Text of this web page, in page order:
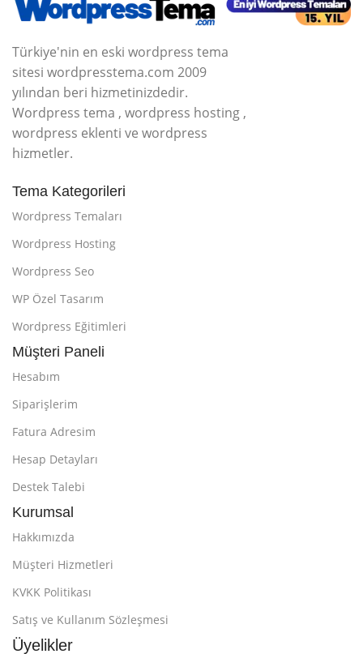
Türkiye'nin en eski wordpress tema
sitesi wordpresstema.com 2009
yılından beri hizmetinizdedir.
Wordpress tema , wordpress hosting ,
wordpress eklenti ve wordpress
hizmetler.
Tema Kategorileri
Wordpress Temaları
Wordpress Hosting
Wordpress Seo
WP Özel Tasarım
Wordpress Eğitimleri
Müşteri Paneli
Hesabım
Siparişlerim
Fatura Adresim
Hesap Detayları
Destek Talebi
Kurumsal
Hakkımızda
Müşteri Hizmetleri
KVKK Politikası
Satış ve Kullanım Sözleşmesi
Üyelikler